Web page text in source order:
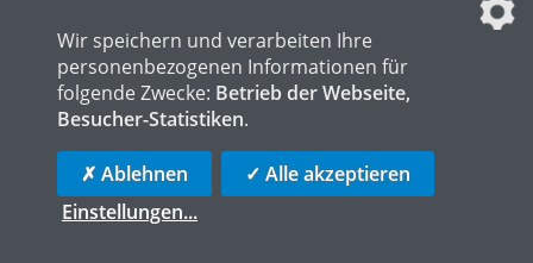
Düsseldorf, Deutschland
Alle Veranstaltungen
- Anzeige -
Wir speichern und verarbeiten Ihre
personenbezogenen Informationen für
folgende Zwecke: Betrieb der Webseite,
Besucher-Statistiken.
✗ Ablehnen
✓ Alle akzeptieren
Einstellungen...